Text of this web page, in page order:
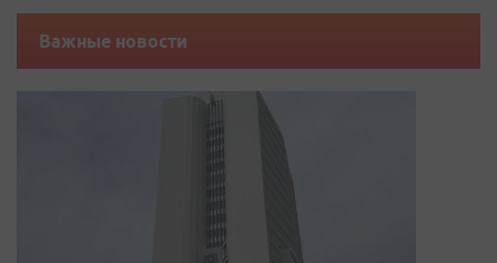
Важные новости